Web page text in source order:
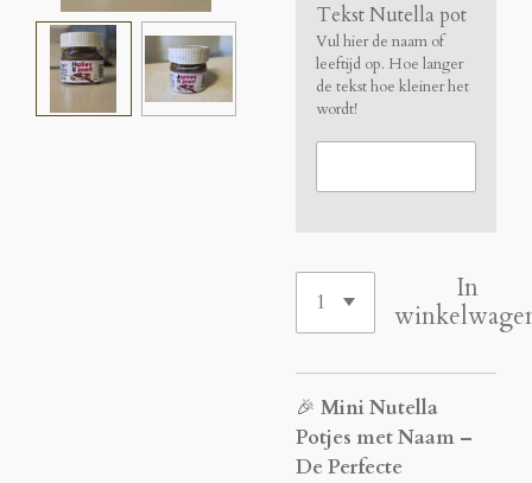
Tekst Nutella pot
Vul hier de naam of
leeftijd op. Hoe langer
de tekst hoe kleiner het
wordt!
In
🎉 Mini Nutella
Potjes met Naam –
De Perfecte